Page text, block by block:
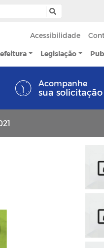
Acessibilidade
Legislação
Acompanhe
sua solicitação